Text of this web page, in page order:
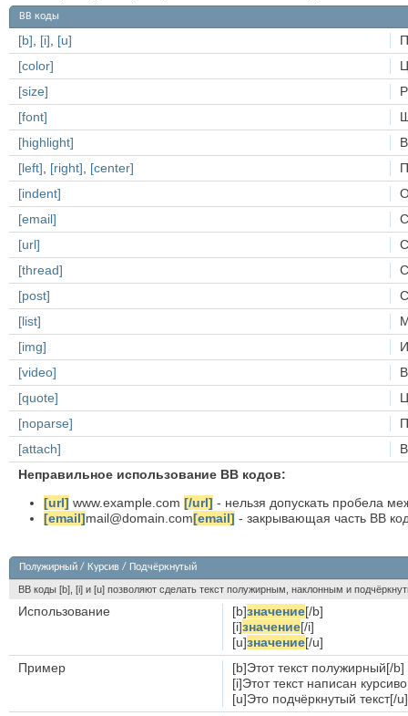
BB коды
[b] [i]
[u]
[color]
[size]
[font]
[highlight]
[left] [right]
[center]
[indent]
[email]
[url]
[thread]
[post]
[list]
[img]
[video]
[quote]
[noparse]
[attach]
Неправильное использование BB кодов:
[url] www.example.com [/url] - нельзя допускать пробела
[email]mail@domain.com[email] - закрывающая часть BB
Полужирный / Курсив / Подчёркнутый
BB коды [b], [i] и [u] позволяют сделать текст полужирным, наклонным и
[b]значение[/b]
[i]значение[/i]
[u]значение[/u]
Использование
[b]Этот текст полужирный[/b]
[i]Этот текст написан
[u]Это подчёркнутый текст[/u]
Пример